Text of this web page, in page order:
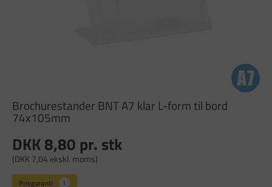
Brochurestander BNT A7 klar L-form til bord
74x105mm
DKK 8,80 pr. stk
(DKK 7,04 ekskl. moms)